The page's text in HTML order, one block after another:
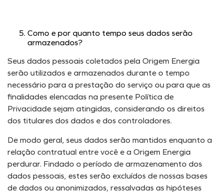
Como e por quanto tempo seus dados serão
armazenados?
Seus dados pessoais coletados pela Origem Energia
serão utilizados e armazenados durante o tempo
necessário para a prestação do serviço ou para que as
finalidades elencadas na presente Política de
Privacidade sejam atingidas, considerando os direitos
dos titulares dos dados e dos controladores.
De modo geral, seus dados serão mantidos enquanto a
relação contratual entre você e a Origem Energia
perdurar. Findado o período de armazenamento dos
dados pessoais, estes serão excluídos de nossas bases
de dados ou anonimizados, ressalvadas as hipóteses